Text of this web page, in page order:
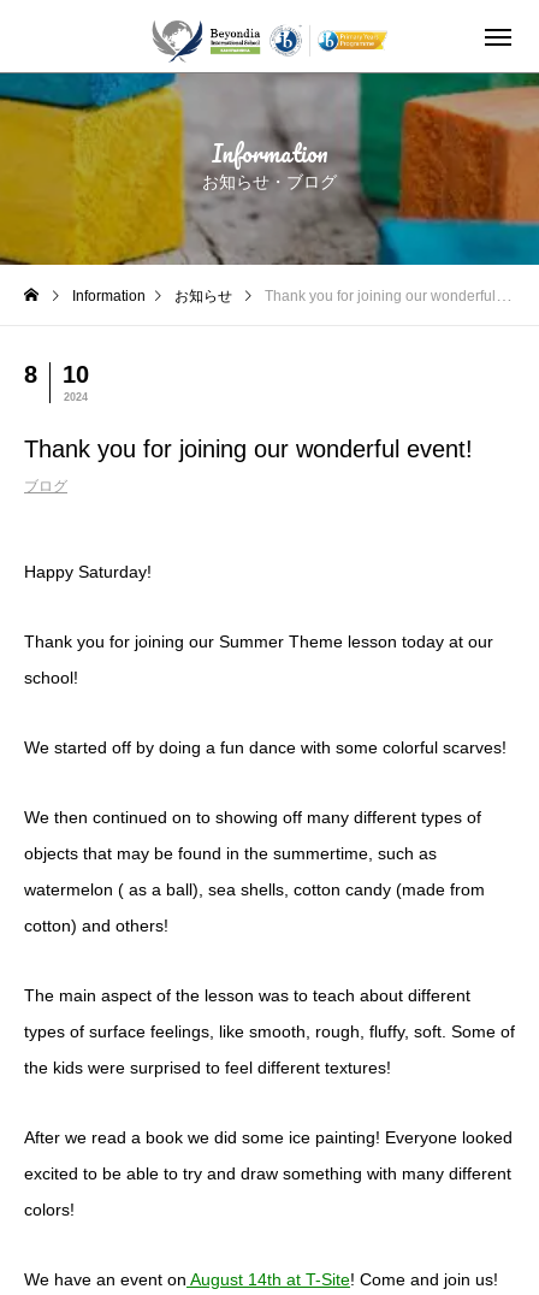
Information
お知らせ・ブログ
Information お知らせ Thank you for joining our wonderful event!
8 10
2024
Thank you for joining our wonderful event!
ブログ
Happy Saturday!
Thank you for joining our Summer Theme lesson today at our
school!
We started off by doing a fun dance with some colorful scarves!
We then continued on to showing off many different types of
objects that may be found in the summertime, such as
watermelon ( as a ball), sea shells, cotton candy (made from
cotton) and others!
The main aspect of the lesson was to teach about different
types of surface feelings, like smooth, rough, fluffy, soft. Some of
the kids were surprised to feel different textures!
After we read a book we did some ice painting! Everyone looked
excited to be able to try and draw something with many different
colors!
We have an event on August 14th at T-Site! Come and join us!